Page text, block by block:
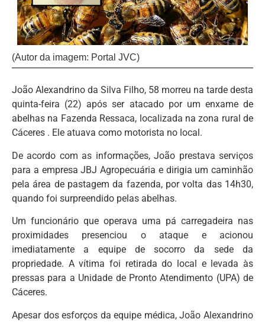
(Autor da imagem: Portal JVC)
João Alexandrino da Silva Filho, 58 morreu na tarde desta
quinta-feira (22) após ser atacado por um enxame de
abelhas na Fazenda Ressaca, localizada na zona rural de
Cáceres . Ele atuava como motorista no local.
De acordo com as informações, João prestava serviços
para a empresa JBJ Agropecuária e dirigia um caminhão
pela área de pastagem da fazenda, por volta das 14h30,
quando foi surpreendido pelas abelhas.
Um funcionário que operava uma pá carregadeira nas
proximidades presenciou o ataque e acionou
imediatamente a equipe de socorro da sede da
propriedade. A vítima foi retirada do local e levada às
pressas para a Unidade de Pronto Atendimento (UPA) de
Cáceres.
Apesar dos esforços da equipe médica, João Alexandrino